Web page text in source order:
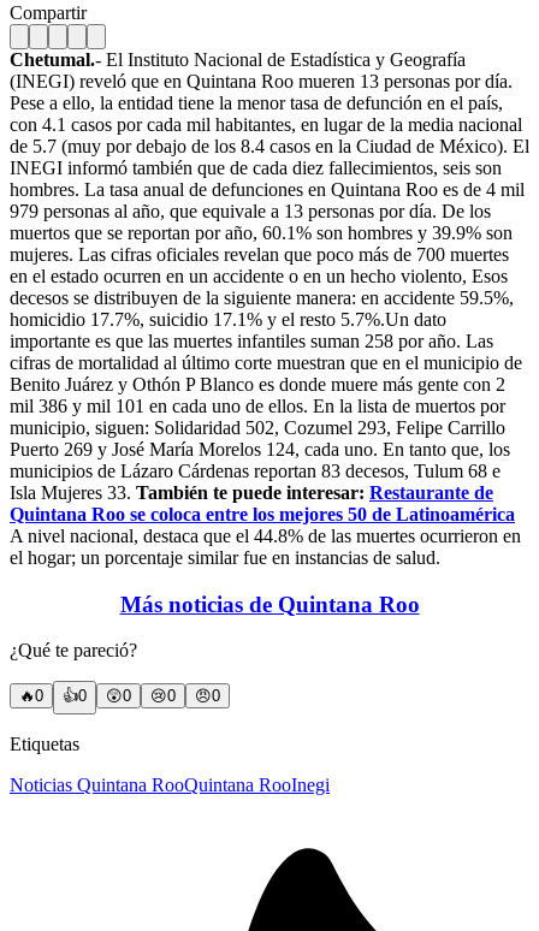
Compartir
Chetumal.- El Instituto Nacional de Estadística y Geografía
(INEGI) reveló que en Quintana Roo mueren 13 personas por día.
Pese a ello, la entidad tiene la menor tasa de defunción en el país,
con 4.1 casos por cada mil habitantes, en lugar de la media nacional
de 5.7 (muy por debajo de los 8.4 casos en la Ciudad de México). El
INEGI informó también que de cada diez fallecimientos, seis son
hombres. La tasa anual de defunciones en Quintana Roo es de 4 mil
979 personas al año, que equivale a 13 personas por día. De los
muertos que se reportan por año, 60.1% son hombres y 39.9% son
mujeres. Las cifras oficiales revelan que poco más de 700 muertes
en el estado ocurren en un accidente o en un hecho violento, Esos
decesos se distribuyen de la siguiente manera: en accidente 59.5%,
homicidio 17.7%, suicidio 17.1% y el resto 5.7%.Un dato
importante es que las muertes infantiles suman 258 por año. Las
cifras de mortalidad al último corte muestran que en el municipio de
Benito Juárez y Othón P Blanco es donde muere más gente con 2
mil 386 y mil 101 en cada uno de ellos. En la lista de muertos por
municipio, siguen: Solidaridad 502, Cozumel 293, Felipe Carrillo
Puerto 269 y José María Morelos 124, cada uno. En tanto que, los
municipios de Lázaro Cárdenas reportan 83 decesos, Tulum 68 e
Isla Mujeres 33. También te puede interesar: Restaurante de
Quintana Roo se coloca entre los mejores 50 de Latinoamérica
A nivel nacional, destaca que el 44.8% de las muertes ocurrieron en
el hogar; un porcentaje similar fue en instancias de salud.
Más noticias de Quintana Roo
¿Qué te pareció?
🔥0 👍0 😲0 😢0 😠0
Etiquetas
Noticias Quintana RooQuintana RooInegi